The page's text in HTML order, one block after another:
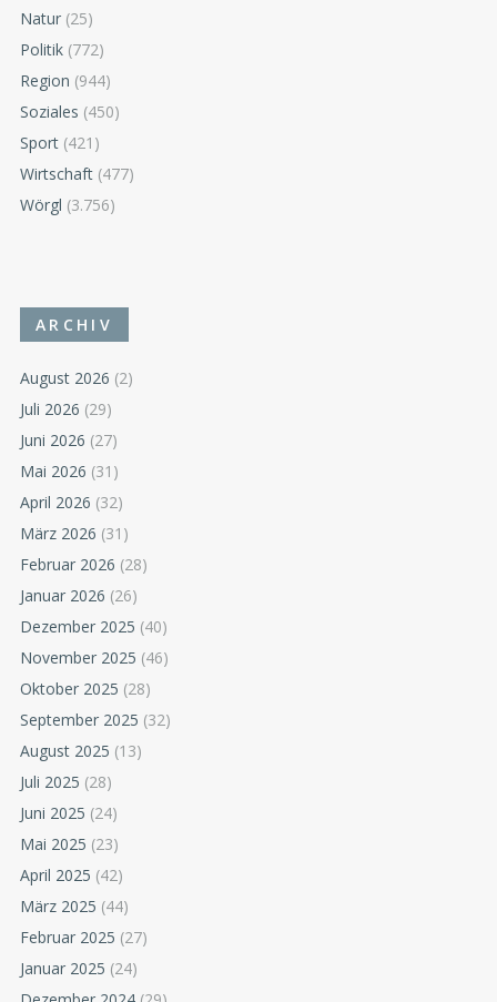
Natur (25)
Politik (772)
Region (944)
Soziales (450)
Sport (421)
Wirtschaft (477)
Wörgl (3.756)
ARCHIV
August 2026 (2)
Juli 2026 (29)
Juni 2026 (27)
Mai 2026 (31)
April 2026 (32)
März 2026 (31)
Februar 2026 (28)
Januar 2026 (26)
Dezember 2025 (40)
November 2025 (46)
Oktober 2025 (28)
September 2025 (32)
August 2025 (13)
Juli 2025 (28)
Juni 2025 (24)
Mai 2025 (23)
April 2025 (42)
März 2025 (44)
Februar 2025 (27)
Januar 2025 (24)